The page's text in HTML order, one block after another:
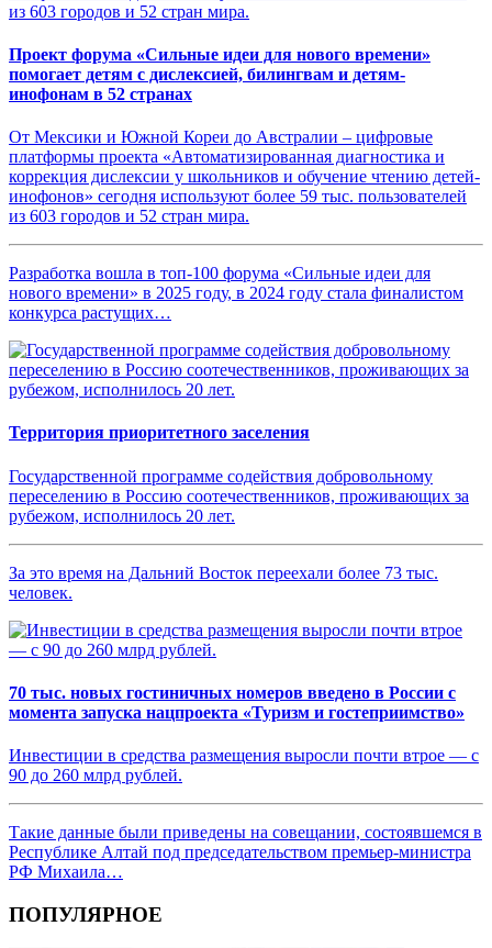
Проект форума «Сильные идеи для нового времени»
помогает детям с дислексией, билингвам и детям-
инофонам в 52 странах
От Мексики и Южной Кореи до Австралии – цифровые
платформы проекта «Автоматизированная диагностика и
коррекция дислексии у школьников и обучение чтению детей-
инофонов» сегодня используют более 59 тыс. пользователей
из 603 городов и 52 стран мира.
Разработка вошла в топ-100 форума «Сильные идеи для
нового времени» в 2025 году, в 2024 году стала финалистом
конкурса растущих…
Территория приоритетного заселения
Государственной программе содействия добровольному
переселению в Россию соотечественников, проживающих за
рубежом, исполнилось 20 лет.
За это время на Дальний Восток переехали более 73 тыс.
человек.
70 тыс. новых гостиничных номеров введено в России с
момента запуска нацпроекта «Туризм и гостеприимство»
Инвестиции в средства размещения выросли почти втрое — с
90 до 260 млрд рублей.
Такие данные были приведены на совещании, состоявшемся в
Республике Алтай под председательством премьер-министра
РФ Михаила…
ПОПУЛЯРНОЕ